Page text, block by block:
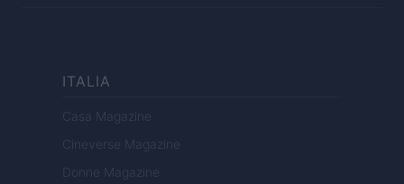
ITALIA
Casa Magazine
Cineverse Magazine
Donne Magazine